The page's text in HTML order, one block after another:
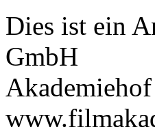
Dies ist ein
GmbH